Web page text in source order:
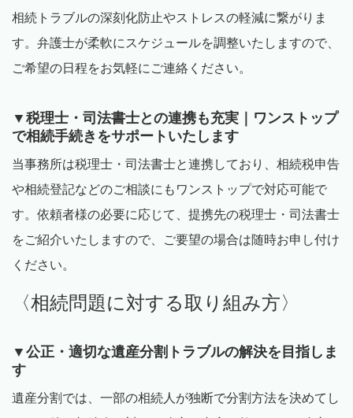
相続トラブルの深刻化防止やストレスの軽減に繋がりま
す。弁護士が柔軟にスケジュールを調整いたしますので、
ご希望の日程をお気軽にご連絡ください。
▼税理士・司法書士との連携も充実｜ワンストップ
で相続手続きをサポートいたします
当事務所は税理士・司法書士と連携しており、相続税申告
や相続登記などのご相談にもワンストップで対応可能で
す。依頼者様の必要に応じて、提携先の税理士・司法書士
をご紹介いたしますので、ご要望の場合は随時お申し付け
ください。
〈相続問題に対する取り組み方〉
▼公正・適切な遺産分割トラブルの解決を目指しま
す
遺産分割では、一部の相続人が独断で分割方法を決めてし